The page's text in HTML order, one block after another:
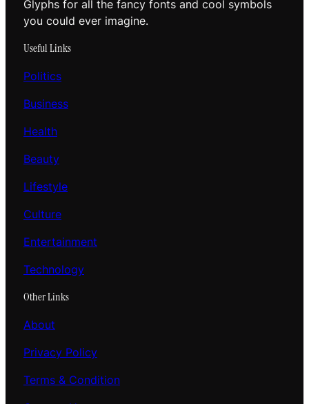
Glyphs for all the fancy fonts and cool symbols
you could ever imagine.
Useful Links
Politics
Business
Health
Beauty
Lifestyle
Culture
Entertainment
Technology
Other Links
About
Privacy Policy
Terms & Condition